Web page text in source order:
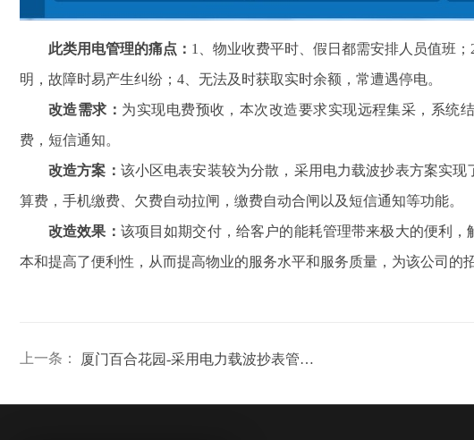
此类用电管理的痛点： 1、物业收费平时、假日都需安排人员值班
明，故障时易产生纠纷；4、无法及时获取实时余额，常遭遇停电。
改造需求： 为实现电费预收，本次改造要求实现远程集采，系统
费，短信通知。
改造方案： 该小区电表安装较为分散，采用电力载波抄表方案实
算费，手机缴费、欠费自动拉闸，缴费自动合闸以及短信通知等功能。
改造效果： 该项目如期交付，给客户的能耗管理带来极大的便利
本和提高了便利性，从而提高物业的服务水平和服务质量，为该公司的
上一条： 厦门百合花园-采用电力载波抄表管理系统案例